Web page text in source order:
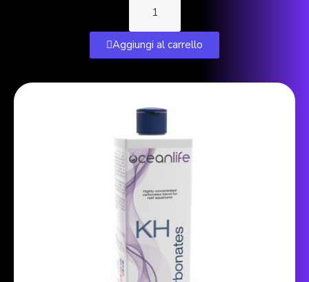
Aggiungi al carrello